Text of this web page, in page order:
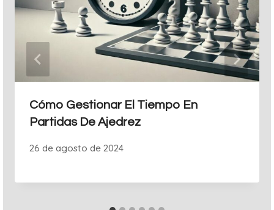
Cómo Gestionar El Tiempo En
Partidas De Ajedrez
26 de agosto de 2024